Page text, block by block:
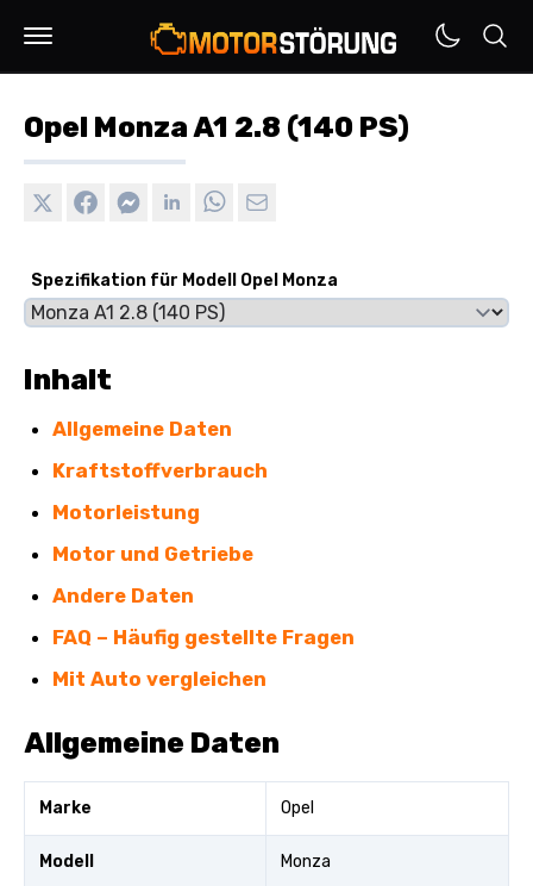
Opel Monza A1 2.8 (140 PS)
Spezifikation für Modell Opel Monza
Inhalt
Allgemeine Daten
Kraftstoffverbrauch
Motorleistung
Motor und Getriebe
Andere Daten
FAQ – Häufig gestellte Fragen
Mit Auto vergleichen
Allgemeine Daten
Marke Opel
Modell Monza